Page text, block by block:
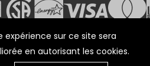
expérience sur ce site sera
en autorisant les cookies.